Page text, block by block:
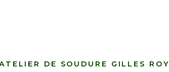
DE SOUDURE GILLES ROY